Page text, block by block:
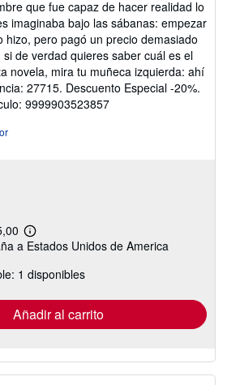
que fue capaz de hacer realidad lo
imaginaba bajo las sábanas: empezar
hizo, pero pagó un precio demasiado
de verdad quieres saber cuál es el
novela, mira tu muñeca izquierda: ahí
27715. Descuento Especial -20%.
9999903523857
Más
información
las
tarifas
envío
a Estados Unidos de America
1 disponibles
Añadir al carrito